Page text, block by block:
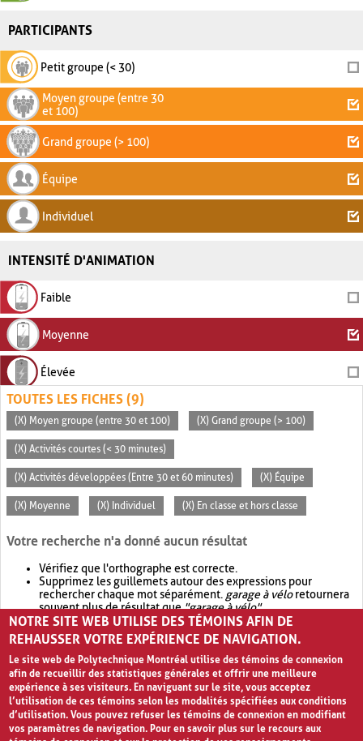
PARTICIPANTS
Petit groupe (< 30)
Moyen groupe (entre 30
et 100)
Grand groupe (> 100)
Équipe
Individuel
INTENSITÉ D'ANIMATION
Faible
Moyenne
Élevée
TOUTES LES FICHES (9)
(X) Moyen groupe (entre 30 et 100) (X) Grand groupe (> 100)
(X) Activités courtes (< 30 minutes)
(X) Activités développées (Entre 30 et 60 minutes) (X) Équipe
(X) Moyenne (X) Individuel (X) En classe et hors classe
Votre recherche n'a donné aucun résultat
Vérifiez que l'orthographe est correcte.
Supprimez les guillemets autour des expressions pour
rechercher chaque mot séparément. garage à véloretournera
souvent plus de résultat que"garage à vélo".
Envisagez d'élargir votre recherche avec OR.garage OR vélo
retournera souvent plus de résultat quegarage à vélo
NOTRE SITE WEB UTILISE DES TÉMOINS AFIN DE
REHAUSSER VOTRE EXPÉRIENCE DE NAVIGATION.
Le site web de Polytechnique Montréal utilise des témoins de connexion
afin de recueillir des statistiques générales et offrir une meilleure
expérience à ses visiteurs. En naviguant sur le site, vous acceptez
l’utilisation de ces témoins selon les modalités spécifiées aux conditions
d’utilisation. Vous pouvez refuser les témoins de connexion en modifiant
vos paramètres de navigation. Pour en savoir plus sur le recours aux